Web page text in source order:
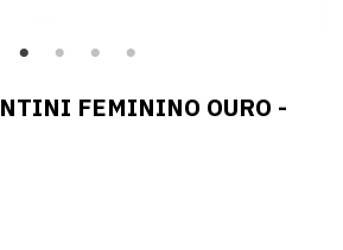
FEMININO OURO -